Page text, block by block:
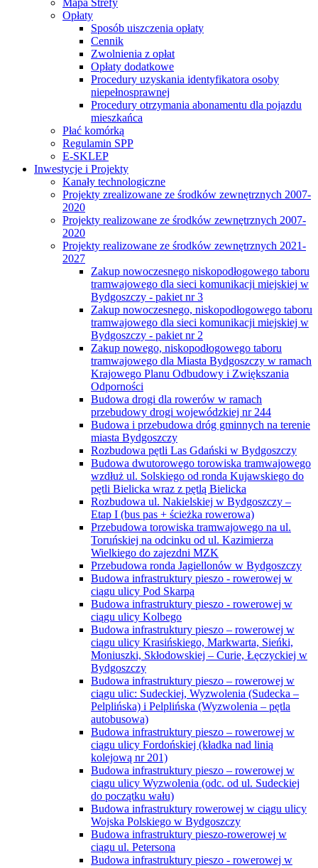
Opłaty
Sposób uiszczenia opłaty
Cennik
Zwolnienia z opłat
Opłaty dodatkowe
Procedury uzyskania identyfikatora osoby
niepełnosprawnej
Procedury otrzymania abonamentu dla pojazdu
mieszkańca
Płać komórką
Regulamin SPP
E-SKLEP
Inwestycje i Projekty
Kanały technologiczne
Projekty zrealizowane ze środków zewnętrznych 2007-
2020
Projekty realizowane ze środków zewnętrznych 2007-
2020
Projekty realizowane ze środków zewnętrznych 2021-
2027
Zakup nowoczesnego niskopodłogowego taboru
tramwajowego dla sieci komunikacji miejskiej w
Bydgoszczy - pakiet nr 3
Zakup nowoczesnego, niskopodłogowego taboru
tramwajowego dla sieci komunikacji miejskiej w
Bydgoszczy - pakiet nr 2
Zakup nowego, niskopodłogowego taboru
tramwajowego dla Miasta Bydgoszczy w ramach
Krajowego Planu Odbudowy i Zwiększania
Odporności
Budowa drogi dla rowerów w ramach
przebudowy drogi wojewódzkiej nr 244
Budowa i przebudowa dróg gminnych na terenie
miasta Bydgoszczy
Rozbudowa pętli Las Gdański w Bydgoszczy
Budowa dwutorowego torowiska tramwajowego
wzdłuż ul. Solskiego od ronda Kujawskiego do
pętli Bielicka wraz z pętlą Bielicka
Rozbudowa ul. Nakielskiej w Bydgoszczy –
Etap I (bus pas + ścieżka rowerowa)
Przebudowa torowiska tramwajowego na ul.
Toruńskiej na odcinku od ul. Kazimierza
Wielkiego do zajezdni MZK
Przebudowa ronda Jagiellonów w Bydgoszczy
Budowa infrastruktury pieszo - rowerowej w
ciągu ulicy Pod Skarpą
Budowa infrastruktury pieszo - rowerowej w
ciągu ulicy Kolbego
Budowa infrastruktury pieszo – rowerowej w
ciągu ulicy Krasińskiego, Markwarta, Sieńki,
Moniuszki, Skłodowskiej – Curie, Łęczyckiej w
Bydgoszczy
Budowa infrastruktury pieszo – rowerowej w
ciągu ulic: Sudeckiej, Wyzwolenia (Sudecka –
Pelplińska) i Pelplińska (Wyzwolenia – pętla
autobusowa)
Budowa infrastruktury pieszo – rowerowej w
ciągu ulicy Fordońskiej (kładka nad linią
kolejową nr 201)
Budowa infrastruktury pieszo – rowerowej w
ciągu ulicy Wyzwolenia (odc. od ul. Sudeckiej
do początku wału)
Budowa infrastruktury rowerowej w ciągu ulicy
Wojska Polskiego w Bydgoszczy
Budowa infrastruktury pieszo-rowerowej w
ciągu ul. Petersona
Budowa infrastruktury pieszo - rowerowej w